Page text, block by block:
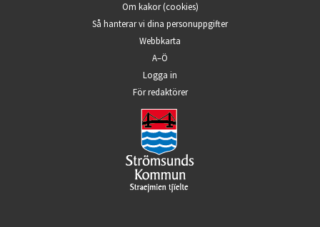
Om kakor (cookies)
Så hanterar vi dina person­uppgifter
Webbkarta
A–Ö
Logga in
För redaktörerÖppnas i nytt fönster.